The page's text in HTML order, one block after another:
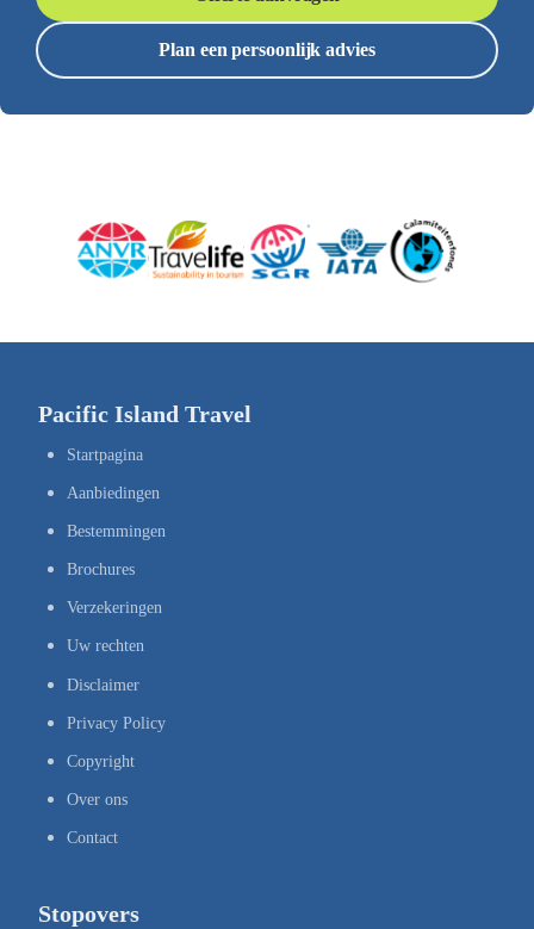
Plan een persoonlijk advies
Pacific Island Travel
Startpagina
Aanbiedingen
Bestemmingen
Brochures
Verzekeringen
Uw rechten
Disclaimer
Privacy Policy
Copyright
Over ons
Contact
Stopovers